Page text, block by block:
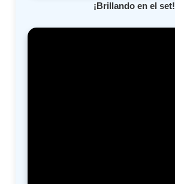
¡Brillando en el set!